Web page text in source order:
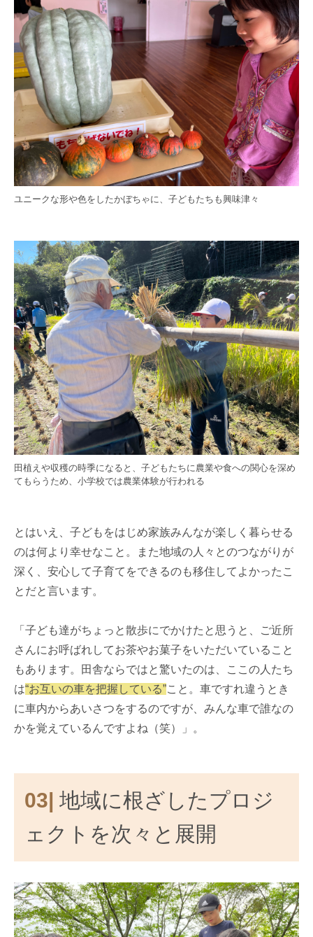
ユニークな形や色をしたかぼちゃに、子どもたちも興味津々
田植えや収穫の時季になると、子どもたちに農業や食への関心を深め
てもらうため、小学校では農業体験が行われる
とはいえ、子どもをはじめ家族みんなが楽しく暮らせる
のは何より幸せなこと。また地域の人々とのつながりが
深く、安心して子育てをできるのも移住してよかったこ
とだと言います。
「子ども達がちょっと散歩にでかけたと思うと、ご近所
さんにお呼ばれしてお茶やお菓子をいただいていること
もあります。田舎ならではと驚いたのは、ここの人たち
は“お互いの車を把握している”こと。車ですれ違うとき
に車内からあいさつをするのですが、みんな車で誰なの
かを覚えているんですよね（笑）」。
03| 地域に根ざしたプロジ
ェクトを次々と展開